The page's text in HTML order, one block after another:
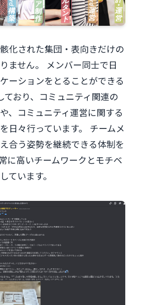
化された集団・表向きだけの
ません。 メンバー同士で日
ーションをとることができる
ており、コミュニティ関連の
、コミュニティ運営に関する
日々行っています。 チームメ
合う姿勢を継続できる体制を
に高いチームワークとモチベ
ています。